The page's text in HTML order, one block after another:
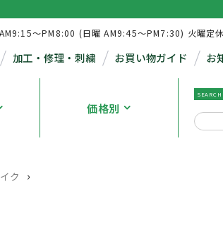
～PM8:00 (日曜 AM9:45～PM7:30) 火曜定休
加工・修理・刺繍 お買い物ガイド お
価格別
SEARCH
ク ›